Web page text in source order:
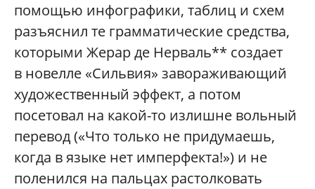
помощью инфографики, таблиц и схем
разъяснил те грамматические средства,
которыми Жерар де Нерваль** создает
в новелле «Сильвия» завораживающий
художественный эффект, а потом
посетовал на какой-то излишне вольный
перевод («Что только не придумаешь,
когда в языке нет имперфекта!») и не
поленился на пальцах растолковать